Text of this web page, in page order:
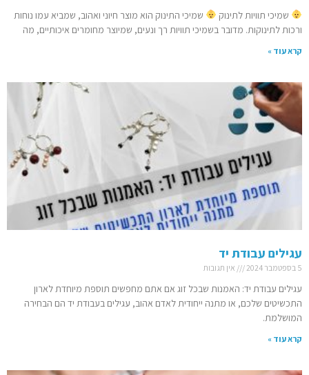
שמיכי תוויות לתינוק
שמיכי התינוק הוא מוצר חיוני ואהוב, שמביא עמו נוחות
ורכות לתינוקות. מדובר בשמיכי תוויות רך ונעים, שמיוצר מחומרים איכותיים, מה
קרא עוד »
עגילים עבודת יד
5 בספטמבר 2024 אין תגובות
עגילים עבודת יד: האמנות שבכל זוג אם אתם מחפשים תוספת מיוחדת לארון
התכשיטים שלכם, או מתנה ייחודית לאדם אהוב, עגילים בעבודת יד הם הבחירה
המושלמת.
קרא עוד »